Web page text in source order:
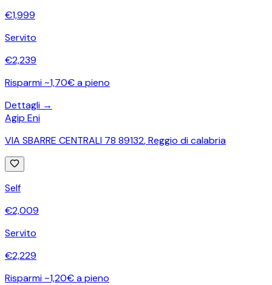
€1,999
Servito
€2,239
Risparmi ~1,70€ a pieno
Dettagli →
Agip Eni
VIA SBARRE CENTRALI 78 89132,Reggio di calabria
Self
€2,009
Servito
€2,229
Risparmi ~1,20€ a pieno